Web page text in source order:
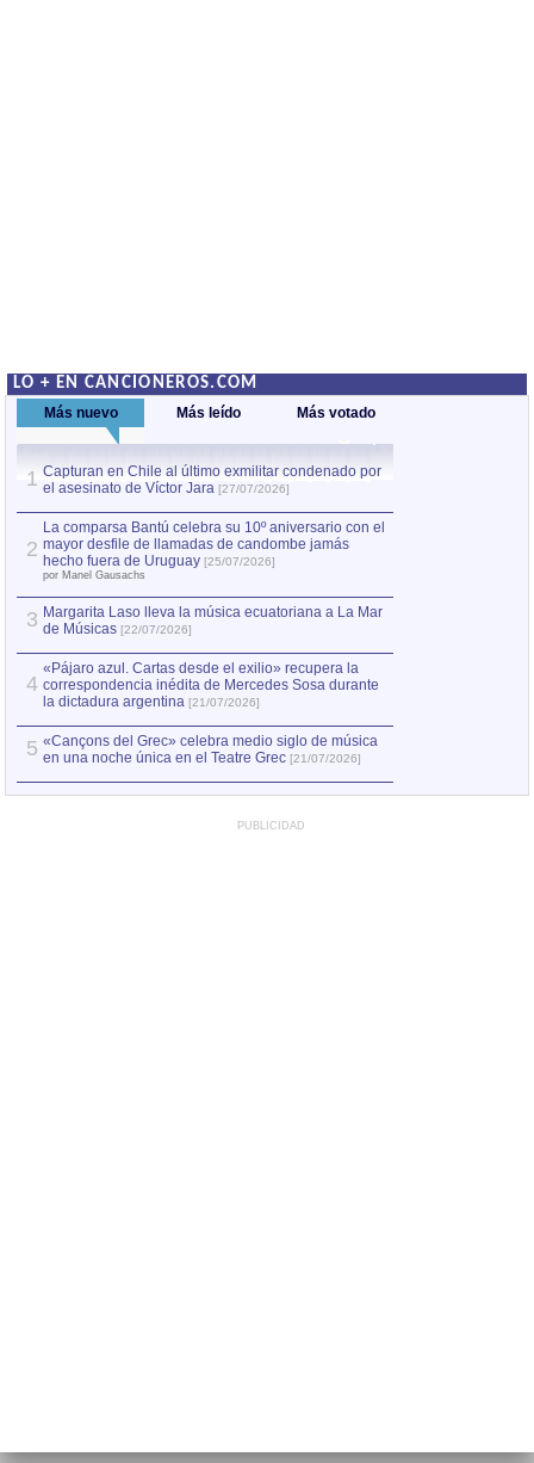
LO + EN CANCIONEROS.COM
Más nuevo Más leído Más votado
1 Capturan en Chile al último exmilitar condenado por
el asesinato de Víctor Jara [27/07/2026]
2
La comparsa Bantú celebra su 10º aniversario con el
mayor desfile de llamadas de candombe jamás
hecho fuera de Uruguay [25/07/2026]
por Manel Gausachs
3 Margarita Laso lleva la música ecuatoriana a La Mar
de Músicas [22/07/2026]
4
«Pájaro azul. Cartas desde el exilio» recupera la
correspondencia inédita de Mercedes Sosa durante
la dictadura argentina [21/07/2026]
5 «Cançons del Grec» celebra medio siglo de música
en una noche única en el Teatre Grec [21/07/2026]
PUBLICIDAD